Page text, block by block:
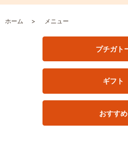
ホーム メニュー
プチガト
ギフト
おすすめ